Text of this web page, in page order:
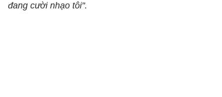
đang cười nhạo tôi".